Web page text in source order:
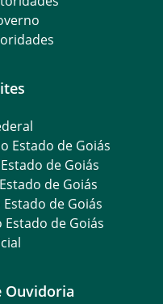
Estado de Goiás
de Goiás
de Goiás
de Goiás
de Goiás
Ouvidoria